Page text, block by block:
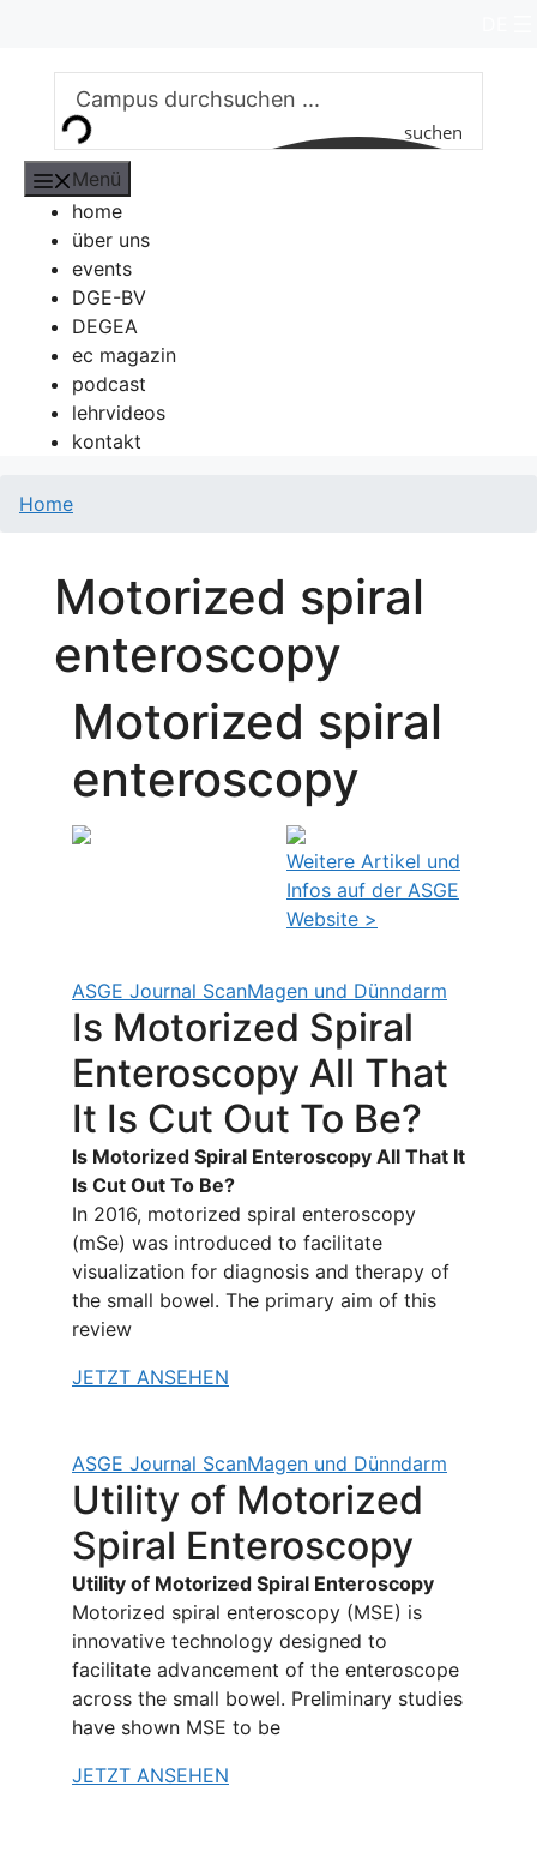
springen
suchen
Menü
home
über uns
events
DGE-BV
DEGEA
ec magazin
podcast
lehrvideos
kontakt
Home
Motorized spiral
enteroscopy
Motorized spiral
enteroscopy
Weitere Artikel und
Infos auf der ASGE
Website >
ASGE Journal ScanMagen und Dünndarm
Is Motorized Spiral
Enteroscopy All That
It Is Cut Out To Be?
Is Motorized Spiral Enteroscopy All That It
Is Cut Out To Be?
In 2016, motorized spiral enteroscopy
(mSe) was introduced to facilitate
visualization for diagnosis and therapy of
the small bowel. The primary aim of this
review
JETZT ANSEHEN
ASGE Journal ScanMagen und Dünndarm
Utility of Motorized
Spiral Enteroscopy
Utility of Motorized Spiral Enteroscopy
Motorized spiral enteroscopy (MSE) is
innovative technology designed to
facilitate advancement of the enteroscope
across the small bowel. Preliminary studies
have shown MSE to be
JETZT ANSEHEN